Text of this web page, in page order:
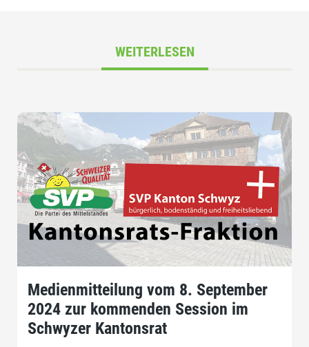
WEITERLESEN
Medienmitteilung vom 8. September
2024 zur kommenden Session im
Schwyzer Kantonsrat